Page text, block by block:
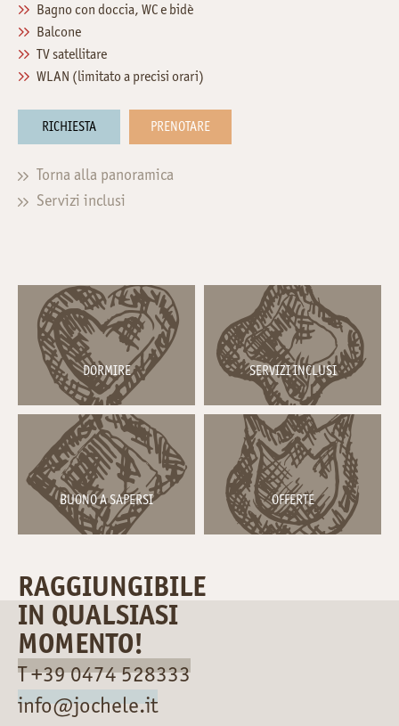
Bagno con doccia, WC e bidè
Balcone
TV satellitare
WLAN (limitato a precisi orari)
RICHIESTA PRENOTARE
Torna alla panoramica
Servizi inclusi
DORMIRE SERVIZI INCLUSI
BUONO A SAPERSI OFFERTE
RAGGIUNGIBILE
IN QUALSIASI
MOMENTO!
T +39 0474 528333
info@jochele.it